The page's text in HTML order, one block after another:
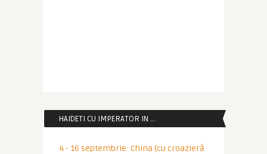
HAIDETI CU IMPERATOR IN …
4 - 16 septembrie: China (cu croazieră